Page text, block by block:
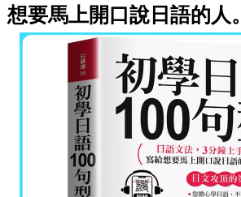
想要馬上開口說日語的人。